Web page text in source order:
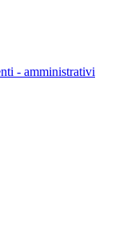
- amministrativi